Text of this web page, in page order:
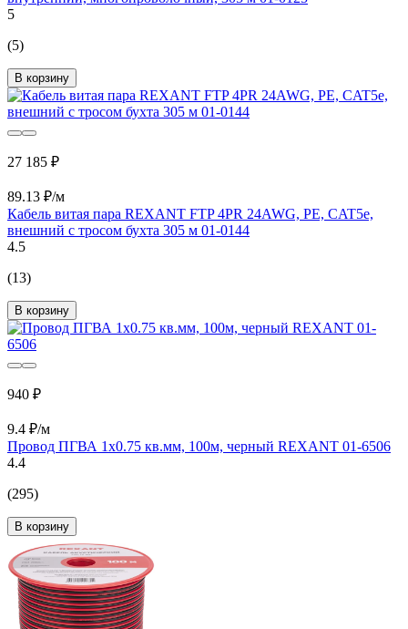
5
(5)
В корзину
27 185 ₽
89.13 ₽/м
Кабель витая пара REXANT FTP 4PR 24AWG, PE, CAT5e,
внешний с тросом бухта 305 м 01-0144
4.5
(13)
В корзину
940 ₽
9.4 ₽/м
Провод ПГВА 1х0.75 кв.мм, 100м, черный REXANT 01-6506
4.4
(295)
В корзину